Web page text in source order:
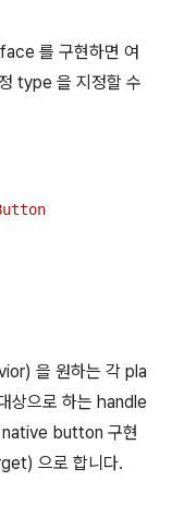
를 구현하면 여
type 을 지정할 수
을 원하는 각 pla
상으로 하는 handle
native button 구현
으로 합니다.